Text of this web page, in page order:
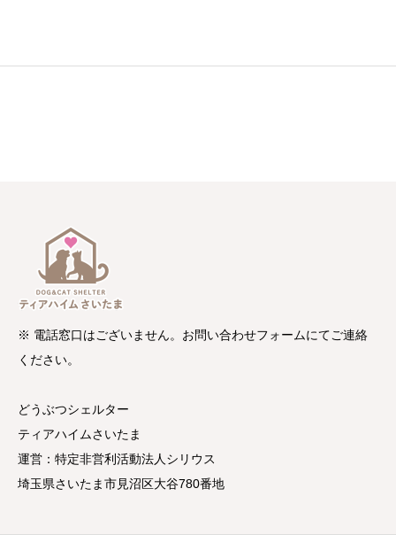
※ 電話窓口はございません。お問い合わせフォームにてご連絡
ください。
どうぶつシェルター
ティアハイムさいたま
運営：特定非営利活動法人シリウス
埼玉県さいたま市見沼区大谷780番地